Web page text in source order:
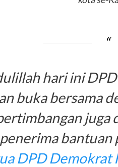
hari ini
buka bersama
juga
bantuan
DPD Demokrat